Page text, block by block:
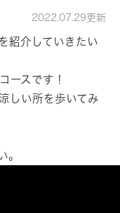
2022.07.29更新
紹介していきたい
ースです！
しい所を歩いてみ
。